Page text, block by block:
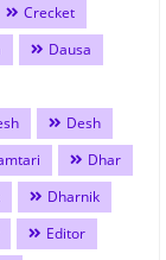
Crecket
Dausa
Desh
Dhar
Dharnik
Editor